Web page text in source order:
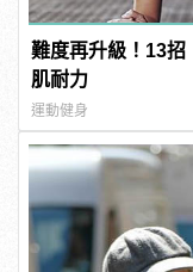
難度再升級！13招
肌耐力
運動健身